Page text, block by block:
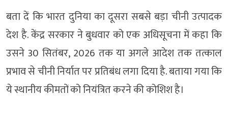
बता दें कि भारत दुनिया का दूसरा सबसे बड़ा चीनी उत्पादक
देश है. केंद्र सरकार ने बुधवार को एक अधिसूचना में कहा कि
उसने 30 सितंबर, 2026 तक या अगले आदेश तक तत्काल
प्रभाव से चीनी निर्यात पर प्रतिबंध लगा दिया है. बताया गया कि
ये स्थानीय कीमतों को नियंत्रित करने की कोशिश है।